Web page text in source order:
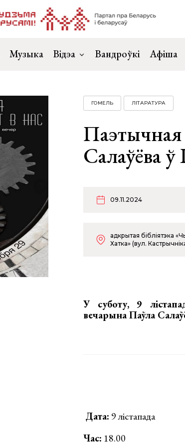
Музыка Відэа Вандроўкі Афіша
ГОМЕЛЬ ЛІТАРАТУРА
Салаўёва ў
09.11.2024
адкрытая бібліятэка
Хатка» (вул.
У суботу, 9
вечарына Паўла
Дата: 9 лістапада
Час: 18.00